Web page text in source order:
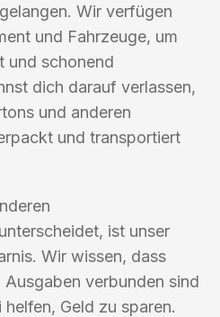
Wir verfügen
und Fahrzeuge, um
und schonend
dich darauf verlassen,
und anderen
und transportiert
ist unser
Wir wissen, dass
verbunden sind
Geld zu sparen.